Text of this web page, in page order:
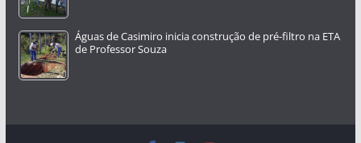
Águas de Casimiro inicia construção de pré-filtro na ETA
de Professor Souza